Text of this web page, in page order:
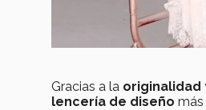
Gracias a la originalidad
lencería de diseño